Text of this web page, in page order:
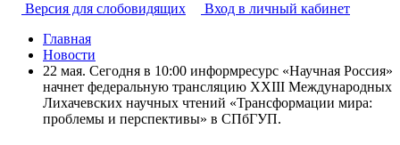
Версия для слобовидящих
Вход в личный кабинет
Главная
Новости
22 мая. Сегодня в 10:00 информресурс «Научная Россия»
начнет федеральную трансляцию XXIII Международных
Лихачевских научных чтений «Трансформации мира:
проблемы и перспективы» в СПбГУП.